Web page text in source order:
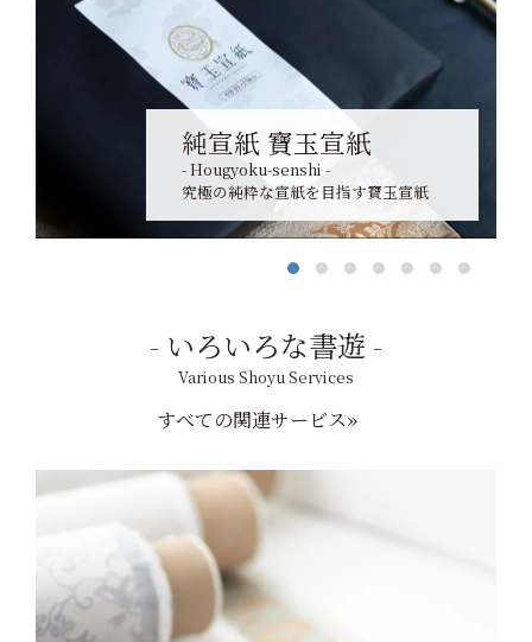
純宣紙 寶玉宣紙
- Hougyoku-senshi -
究極の純粋な宣紙を目指す寶玉宣紙
いろいろな書遊
Various Shoyu Services
すべての関連サービス»